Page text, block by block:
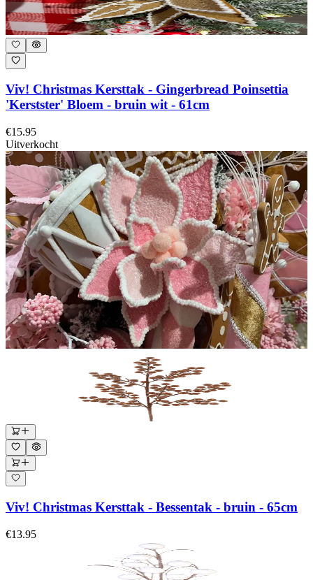
Viv! Christmas Kersttak - Gingerbread Poinsettia
'Kerstster' Bloem - bruin wit - 61cm
€15.95
Uitverkocht
Viv! Christmas Kersttak - Bessentak - bruin - 65cm
€13.95